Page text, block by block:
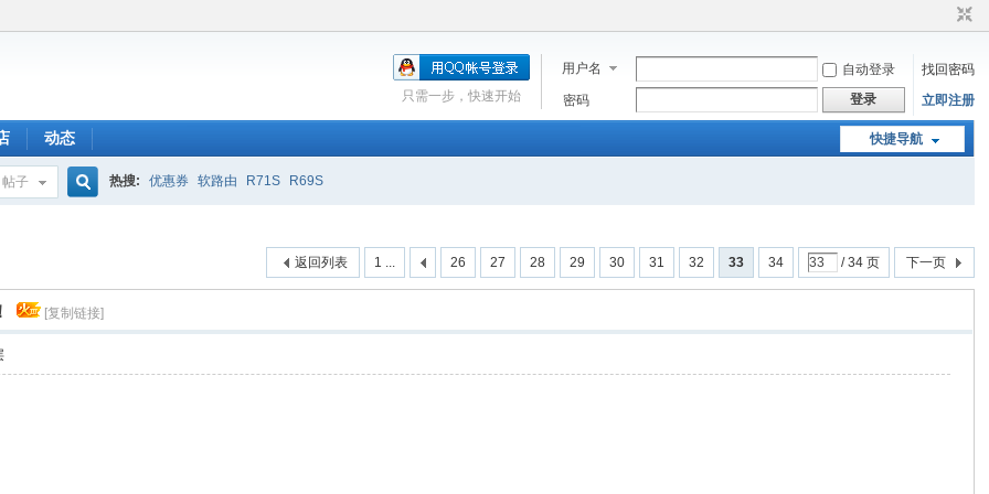
用户名 自动登录
找回密码
密码
登录 立即注册
只需一步，快速开始
快捷导航
动态
帖子
索
热搜: 优惠券 软路由 R71S R69S
1 ... 26 27 28 29 30 31 32 33 34 / 34 页 下一页
返回列表
[复制链接]